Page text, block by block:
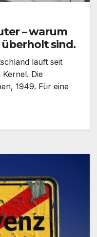
– warum
sind.
läuft seit
Die
1949. Für eine